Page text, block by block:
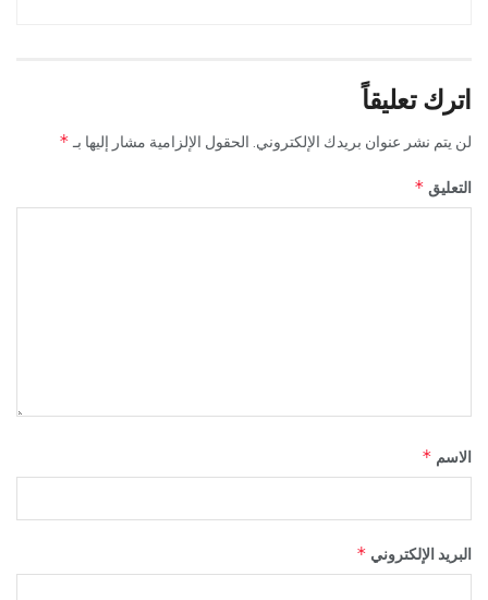
اترك تعليقاً
لن يتم نشر عنوان بريدك الإلكتروني. الحقول الإلزامية مشار إليها بـ *
التعليق *
الاسم *
البريد الإلكتروني *